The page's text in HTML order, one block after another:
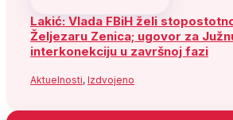
Lakić: Vlada FBiH želi
Željezaru Zenica; ugovor za
interkonekciju u završnoj fazi
Aktuelnosti, Izdvojeno